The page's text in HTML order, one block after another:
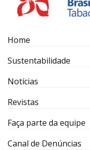
Home
Sustentabilidade
Notícias
Revistas
Faça parte da equipe
Canal de Denúncias